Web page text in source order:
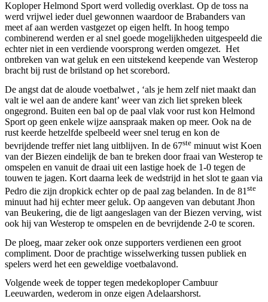
Koploper Helmond Sport werd volledig overklast. Op de toss na
werd vrijwel ieder duel gewonnen waardoor de Brabanders van
meet af aan werden vastgezet op eigen helft. In hoog tempo
combinerend werden er al snel goede mogelijkheden uitgespeeld die
echter niet in een verdiende voorsprong werden omgezet. Het
ontbreken van wat geluk en een uitstekend keepende van Westerop
bracht bij rust de brilstand op het scorebord.
De angst dat de aloude voetbalwet , ‘als je hem zelf niet maakt dan
valt ie wel aan de andere kant’ weer van zich liet spreken bleek
ongegrond. Buiten een bal op de paal vlak voor rust kon Helmond
Sport op geen enkele wijze aanspraak maken op meer. Ook na de
rust keerde hetzelfde spelbeeld weer snel terug en kon de
bevrijdende treffer niet lang uitblijven. In de 67ste minuut wist Koen
van der Biezen eindelijk de ban te breken door fraai van Westerop te
omspelen en vanuit de draai uit een lastige hoek de 1-0 tegen de
touwen te jagen. Kort daarna leek de wedstrijd in het slot te gaan via
Pedro die zijn dropkick echter op de paal zag belanden. In de 81ste
minuut had hij echter meer geluk. Op aangeven van debutant Jhon
van Beukering, die de ligt aangeslagen van der Biezen verving, wist
ook hij van Westerop te omspelen en de bevrijdende 2-0 te scoren.
De ploeg, maar zeker ook onze supporters verdienen een groot
compliment. Door de prachtige wisselwerking tussen publiek en
spelers werd het een geweldige voetbalavond.
Volgende week de topper tegen medekoploper Cambuur
Leeuwarden, wederom in onze eigen Adelaarshorst.